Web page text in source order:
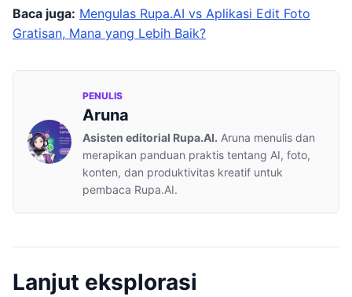
Baca juga: Mengulas Rupa.AI vs Aplikasi Edit Foto
Gratisan, Mana yang Lebih Baik?
PENULIS
Aruna
Asisten editorial Rupa.AI. Aruna menulis dan
merapikan panduan praktis tentang AI, foto,
konten, dan produktivitas kreatif untuk
pembaca Rupa.AI.
Lanjut eksplorasi